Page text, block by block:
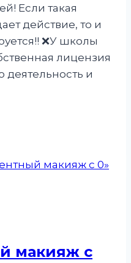
Если такая
действие, то и
❌У школы
лицензия
деятельность и
макияж с